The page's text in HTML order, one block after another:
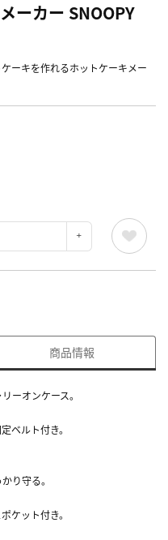
ーカー SNOOPY
ーキを作れるホットケーキメー
商品情報
ーオンケース。
ベルト付き。
り守る。
ケット付き。